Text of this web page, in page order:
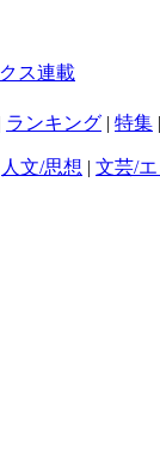
ス連載
ランキング | 特集 |
人文/思想 | 文芸/